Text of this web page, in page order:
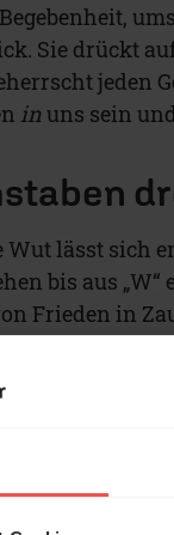
Sie drückt
jeden
inuns sein
lässt sich
bis aus
Frieden in
wir Recht